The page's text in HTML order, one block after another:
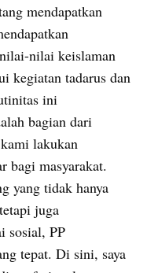
mendapatkan
nilai keislaman
kegiatan tadarus dan
ini
bagian dari
lakukan
bagi masyarakat.
yang tidak hanya
juga
sosial, PP
tepat. Di sini, saya